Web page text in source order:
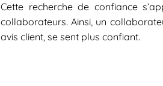
Cette recherche de confiance
collaborateurs. Ainsi, un
avis client, se sent plus confiant.